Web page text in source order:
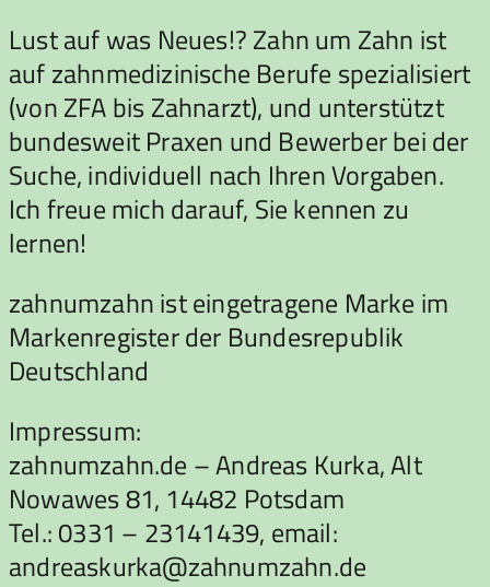
Lust auf was Neues!? Zahn um Zahn ist
auf zahnmedizinische Berufe spezialisiert
(von ZFA bis Zahnarzt), und unterstützt
bundesweit Praxen und Bewerber bei der
Suche, individuell nach Ihren Vorgaben.
Ich freue mich darauf, Sie kennen zu
lernen!
zahnumzahn ist eingetragene Marke im
Markenregister der Bundesrepublik
Deutschland
Impressum:
zahnumzahn.de – Andreas Kurka, Alt
Nowawes 81, 14482 Potsdam
Tel.: 0331 – 23141439, email:
andreaskurka@zahnumzahn.de